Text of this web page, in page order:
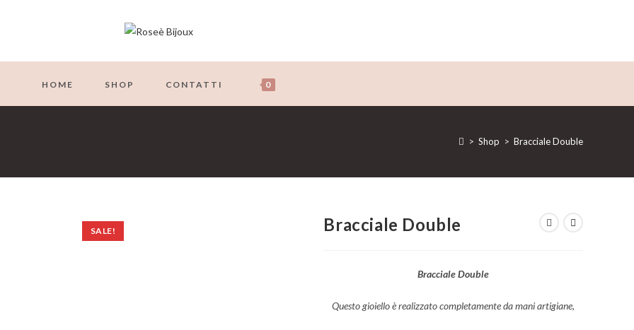
HOME SHOP CONTATTI 0
> Shop > Bracciale Double
SALE! Bracciale Double
Bracciale Double
Questo gioiello è realizzato completamente da mani artigiane,